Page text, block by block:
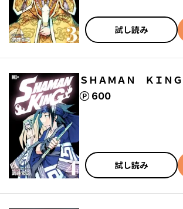
試し読み
ＳＨＡＭＡＮ ＫＩＮＧ
600
ポイント
試し読み